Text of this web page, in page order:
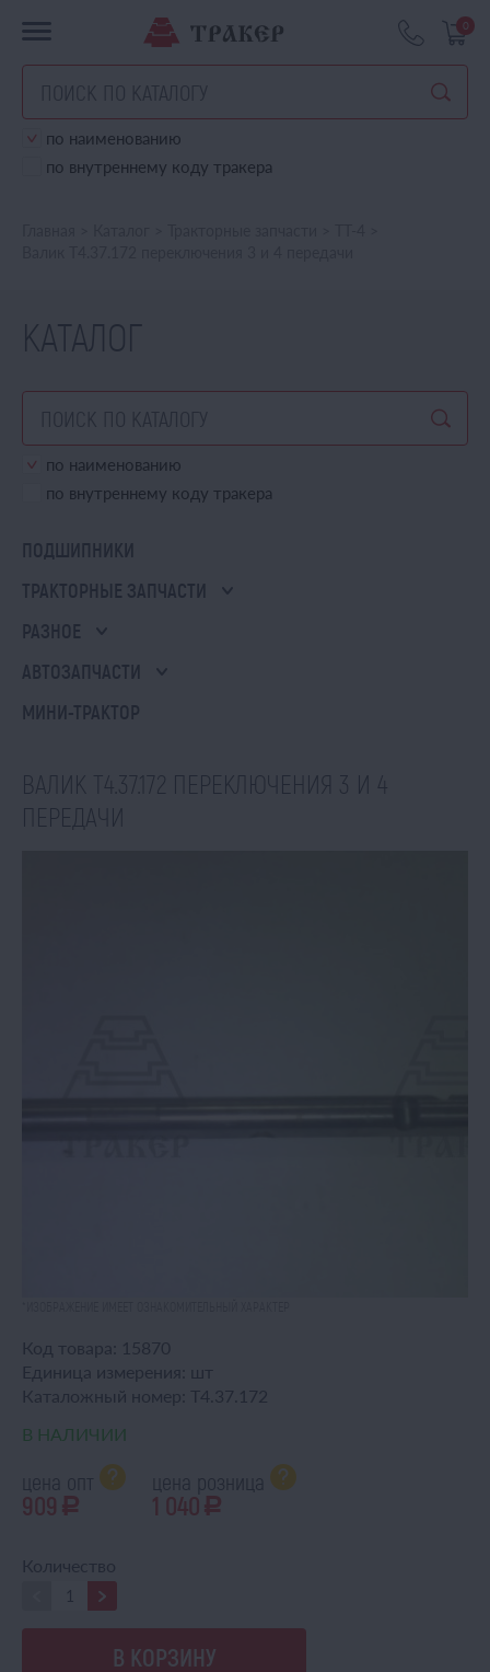
0
по наименованию
по внутреннему коду тракера
КАТАЛОГ
по наименованию
по внутреннему коду тракера
ПОДШИПНИКИ
ТРАКТОРНЫЕ ЗАПЧАСТИ
РАЗНОЕ
АВТОЗАПЧАСТИ
МИНИ-ТРАКТОР
ВАЛИК Т4.37.172 ПЕРЕКЛЮЧЕНИЯ 3 И 4
ПЕРЕДАЧИ
Код товара:
15870
Единица измерения:
шт
Каталожный номер: Т4.37.172
В НАЛИЧИИ
цена опт
909 a
цена розница
1 040 a
Количество
В КОРЗИНУ